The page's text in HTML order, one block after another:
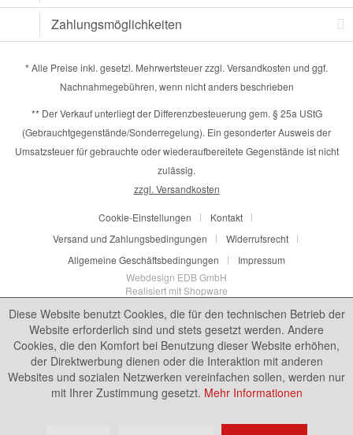
Zahlungsmöglichkeiten
* Alle Preise inkl. gesetzl. Mehrwertsteuer zzgl. Versandkosten und ggf.
Nachnahmegebühren, wenn nicht anders beschrieben
** Der Verkauf unterliegt der Differenzbesteuerung gem. § 25a UStG
(Gebrauchtgegenstände/Sonderregelung). Ein gesonderter Ausweis der
Umsatzsteuer für gebrauchte oder wiederaufbereitete Gegenstände ist nicht
zulässig.
zzgl. Versandkosten
Cookie-Einstellungen
Kontakt
Versand und Zahlungsbedingungen
Widerrufsrecht
Allgemeine Geschäftsbedingungen
Impressum
Webdesign EDB GmbH
Realisiert mit Shopware
Diese Website benutzt Cookies, die für den technischen Betrieb der
Website erforderlich sind und stets gesetzt werden. Andere
Cookies, die den Komfort bei Benutzung dieser Website erhöhen,
der Direktwerbung dienen oder die Interaktion mit anderen
Websites und sozialen Netzwerken vereinfachen sollen, werden nur
mit Ihrer Zustimmung gesetzt. Mehr Informationen